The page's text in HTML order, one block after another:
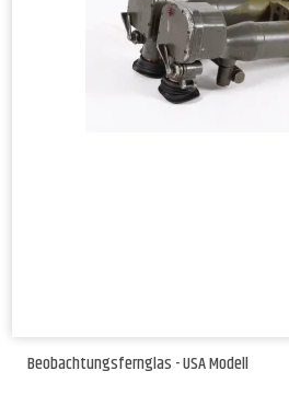
Beobachtungsfernglas - USA Modell